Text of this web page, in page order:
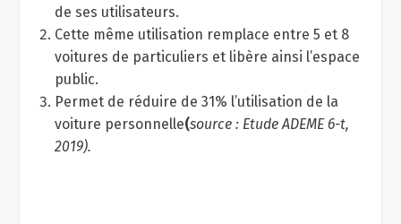
de ses utilisateurs.
Cette même utilisation remplace entre 5 et 8
voitures de particuliers et libère ainsi l’espace
public.
Permet de réduire de 31% l’utilisation de la
voiture personnelle(source : Etude ADEME 6-t,
2019).